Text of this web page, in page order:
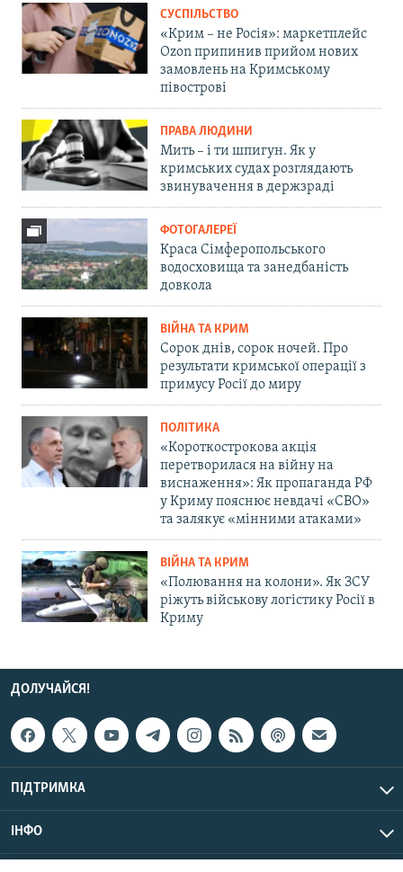
СУСПІЛЬСТВО
«Крим – не Росія»: маркетплейс
Ozon припинив прийом нових
замовлень на Кримському
півострові
ПРАВА ЛЮДИНИ
Мить – і ти шпигун. Як у
кримських судах розглядають
звинувачення в держзраді
ФОТОГАЛЕРЕЇ
Краса Сімферопольського
водосховища та занедбаність
довкола
ВІЙНА ТА КРИМ
Сорок днів, сорок ночей. Про
результати кримської операції з
примусу Росії до миру
ПОЛІТИКА
«Короткострокова акція
перетворилася на війну на
виснаження»: Як пропаганда РФ
у Криму пояснює невдачі «СВО»
та залякує «мінними атаками»
ВІЙНА ТА КРИМ
«Полювання на колони». Як ЗСУ
ріжуть військову логістику Росії в
Криму
ДОЛУЧАЙСЯ!
ПІДТРИМКА
ІНФО